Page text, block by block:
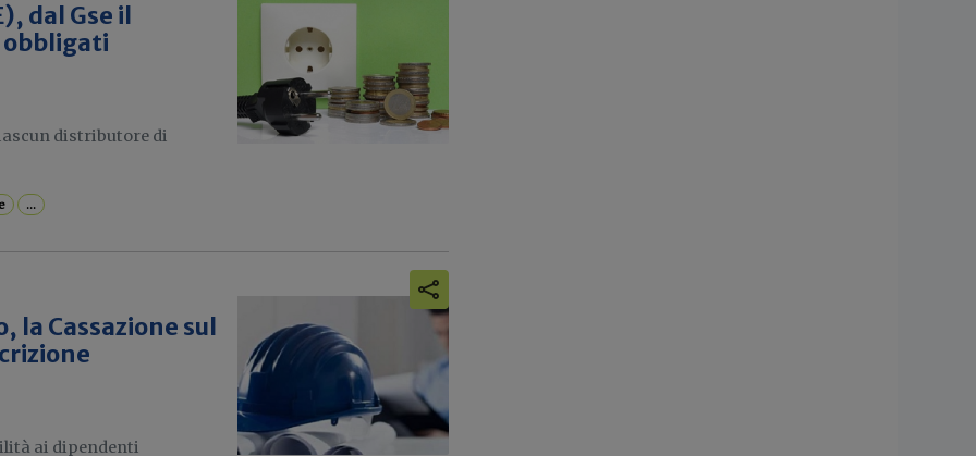
dal Gse il
obbligati
distributore di
...
Cassazione sul
ai dipendenti